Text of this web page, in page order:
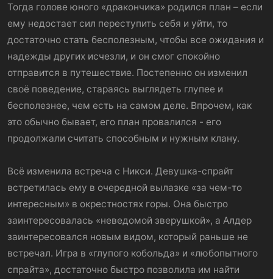
Тогда голове юного «дракончика» родился план – если
ему недостает сил переступить себя и уйти, то
достаточно стать бесполезным, чтобы все ожидания и
надежды других исчезли, и он смог спокойно
отправится в путешествие. Постепенно он изменил
своё поведение, стараясь выглядеть глупее и
бесполезнее, чем есть на самом деле. Впрочем, как
это обычно бывает, его план провалился - его
продолжали считать способным и нужным клану.
Всё изменила встреча с Никси. Девушка-спрайт
встретилась ему в очередной вылазке «за чем-то
интересным» в окрестностях горы. Она быстро
заинтересовалась «неведомой зверушкой», а Алдер
заинтересовался новым видом, который раньше не
встречал. Игра в «глупого кобольда» и «любопытного
спрайта», достаточно быстро позволила им найти